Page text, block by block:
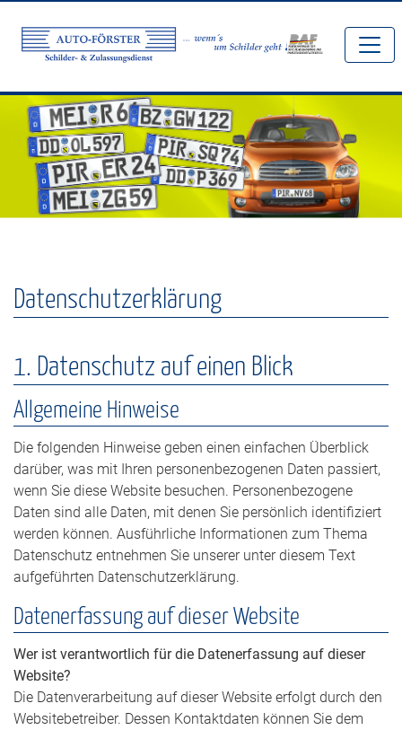
Datenschutz­erklärung
1. Datenschutz auf einen Blick
Allgemeine Hinweise
Die folgenden Hinweise geben einen einfachen Überblick
darüber, was mit Ihren personenbezogenen Daten passiert,
wenn Sie diese Website besuchen. Personenbezogene
Daten sind alle Daten, mit denen Sie persönlich identifiziert
werden können. Ausführliche Informationen zum Thema
Datenschutz entnehmen Sie unserer unter diesem Text
aufgeführten Datenschutzerklärung.
Datenerfassung auf dieser Website
Wer ist verantwortlich für die Datenerfassung auf dieser
Website?
Die Datenverarbeitung auf dieser Website erfolgt durch den
Websitebetreiber. Dessen Kontaktdaten können Sie dem